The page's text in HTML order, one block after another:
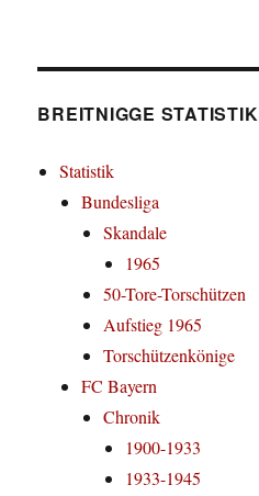
BREITNIGGE STATISTIK
Statistik
Bundesliga
Skandale
1965
50-Tore-Torschützen
Aufstieg 1965
Torschützenkönige
FC Bayern
Chronik
1900-1933
1933-1945